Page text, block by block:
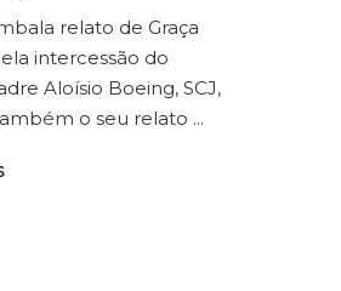
relato de Graça
intercessão do
Aloísio Boeing, SCJ,
o seu relato